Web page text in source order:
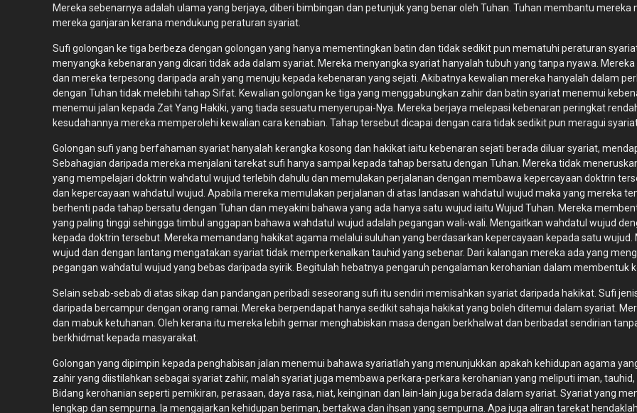
Mereka sebenarnya adalah ulama yang berjaya, diberi bimbingan dan petunjuk yang benar oleh Tuhan. Tuhan membantu
mereka ganjaran kerana mendukung peraturan syariat.
Sufi golongan ke tiga berbeza dengan golongan yang hanya mementingkan batin dan tidak sedikit pun mematuhi peraturan
menyangka kebenaran yang dicari tidak ada dalam syariat. Mereka menyangka syariat hanyalah tubuh yang tanpa nyawa.
dan mereka terpesong daripada arah yang menuju kepada kebenaran yang sejati. Akibatnya kewalian mereka hanyalah dalam
dengan Tuhan tidak melebihi tahap Sifat. Kewalian golongan ke tiga yang menggabungkan zahir dan batin syariat menemui
menemui jalan kepada Zat Yang Hakiki, yang tiada sesuatu menyerupai-Nya. Mereka berjaya melepasi kebenaran peringkat
kesudahannya mereka memperolehi kewalian cara kenabian. Tahap tersebut dicapai dengan cara tidak sedikit pun meragui
Golongan sufi yang berfahaman syariat hanyalah kerangka kosong dan hakikat iaitu kebenaran sejati berada diluar syariat,
Sebahagian daripada mereka menjalani tarekat sufi hanya sampai kepada tahap bersatu dengan Tuhan. Mereka tidak
yang mempelajari doktrin wahdatul wujud terlebih dahulu dan memulakan perjalanan dengan membawa kepercayaan doktrin
dan kepercayaan wahdatul wujud. Apabila mereka memulakan perjalanan di atas landasan wahdatul wujud maka yang mereka
berhenti pada tahap bersatu dengan Tuhan dan meyakini bahawa yang ada hanya satu wujud iaitu Wujud Tuhan. Mereka
yang paling tinggi sehingga timbul anggapan bahawa wahdatul wujud adalah pegangan wali-wali. Mengaitkan wahdatul wujud
kepada doktrin tersebut. Mereka memandang hakikat agama melalui suluhan yang berdasarkan kepercayaan kepada satu
wujud dan dengan lantang mengatakan syariat tidak memperkenalkan tauhid yang sebenar. Dari kalangan mereka ada yang
pegangan wahdatul wujud yang bebas daripada syirik. Begitulah hebatnya pengaruh pengalaman kerohanian dalam membentuk
Selain sebab-sebab di atas sikap dan pandangan peribadi seseorang sufi itu sendiri memisahkan syariat daripada hakikat. Sufi
daripada bercampur dengan orang ramai. Mereka berpendapat hanya sedikit sahaja hakikat yang boleh ditemui dalam syariat.
dan mabuk ketuhanan. Oleh kerana itu mereka lebih gemar menghabiskan masa dengan berkhalwat dan beribadat sendirian
berkhidmat kepada masyarakat.
Golongan yang dipimpin kepada penghabisan jalan menemui bahawa syariatlah yang menunjukkan apakah kehidupan agama
zahir yang diistilahkan sebagai syariat zahir, malah syariat juga membawa perkara-perkara kerohanian yang meliputi iman,
Bidang kerohanian seperti pemikiran, perasaan, daya rasa, niat, keinginan dan lain-lain juga berada dalam syariat. Syariat yang
lengkap dan sempurna. Ia mengajarkan kehidupan beriman, bertakwa dan ihsan yang sempurna. Apa juga aliran tarekat